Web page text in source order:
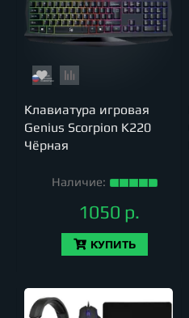
Клавиатура игровая
Genius Scorpion K220
Чёрная
Наличие:
1050 р.
КУПИТЬ